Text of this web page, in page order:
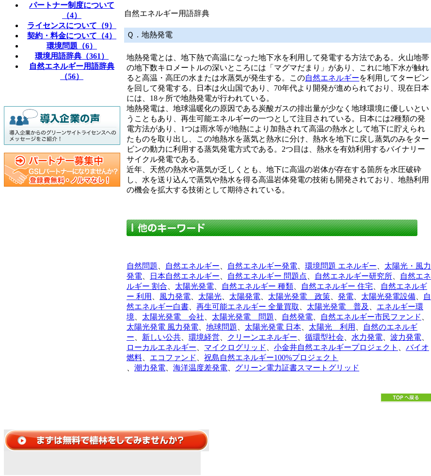
パートナー制度について
（4）
ライセンスについて（9）
契約・料金について（4）
環境問題（6）
環境用語辞典（361）
自然エネルギー用語辞典
（56）
自然エネルギー用語辞典
Ｑ．地熱発電
地熱発電とは、地下熱で高温になった地下水を利用して発電する方法である。火山地帯
の地下数キロメートルの深いところには「マグマだまり」があり、これに地下水が触れ
ると高温・高圧の水または水蒸気が発生する。この自然エネルギーを利用してタービン
を回して発電する。日本は火山国であり、70年代より開発が進められており、現在日本
には、18ヶ所で地熱発電が行われている。
地熱発電は、地球温暖化の原因である炭酸ガスの排出量が少なく地球環境に優しいとい
うこともあり、再生可能エネルギーの一つとして注目されている。日本には2種類の発
電方法があり、1つは雨水等が地熱により加熱されて高温の熱水として地下に貯えられ
たものを取り出し、この地熱水を蒸気と熱水に分け、熱水を地下に戻し蒸気のみをター
ビンの動力に利用する蒸気発電方式である。2つ目は、熱水を有効利用するバイナリー
サイクル発電である。
近年、天然の熱水や蒸気が乏しくとも、地下に高温の岩体が存在する箇所を水圧破砕
し、水を送り込んで蒸気や熱水を得る高温岩体発電の技術も開発されており、地熱利用
の機会を拡大する技術として期待されている。
自然問題 自然エネルギー 自然エネルギー発電 環境問題 エネルギー
太陽光・風力
発電
日本自然エネルギー 自然エネルギー 問題点 自然エネルギー研究所
自然エネ
ルギー 割合
太陽光発電 自然エネルギー 種類 自然エネルギー 住宅
自然エネルギ
ー 利用
風力発電 太陽光 太陽発電 太陽光発電 政策 発電 太陽光発電設備
自
然エネルギー白書
再生可能エネルギー 全量買取 太陽光発電 普及
エネルギー環
境
太陽光発電 会社 太陽光発電 問題 自然発電 自然エネルギー市民ファンド
太陽光発電 風力発電
地球問題 太陽光発電 日本 太陽光 利用
自然のエネルギ
ー
新しい公共 環境経営 クリーンエネルギー 循環型社会 水力発電 波力発電
ローカルエネルギー
マイクログリッド 小金井自然エネルギープロジェクト
バイオ
燃料
エコファンド
祝島自然エネルギー100%プロジェクト
潮力発電 海洋温度差発電 グリーン電力証書スマートグリッド